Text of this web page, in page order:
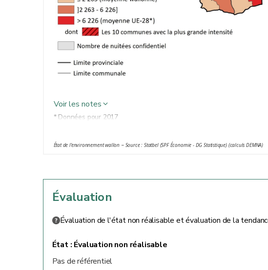
Voir les notes
* Données pour 2017
État de l'environnement wallon –Source : Statbel (SPF Économie - DG Statistique) (calculs DEMNA)
Évaluation
Évaluation de l'état non réalisable et évaluation de la
État : Évaluation non réalisable
Pas de référentiel